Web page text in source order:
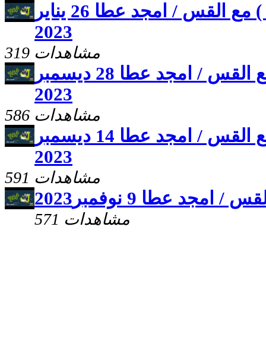
برنامج (عملنى يسوع ) مع القس / امجد عطا 26 يناير
2023
319 مشاهدات
برنامج علمنى يسوع مع القس / امجد عطا 28 ديسمبر
2023
586 مشاهدات
برنامج علمنى يسوع مع القس / امجد عطا 14 ديسمبر
2023
591 مشاهدات
عطا 9 نوفمبر2023
571 مشاهدات